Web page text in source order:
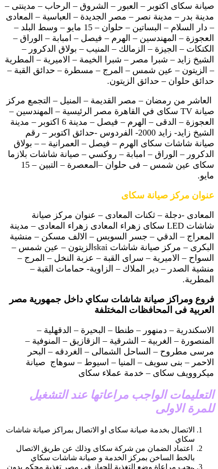
صيانة سكاى اكتوبر – العبور – الشروق – الرحاب – مدينتى –
مدينة بدر – مدينة نصر – مصر الجديدة – العباسية – المعادى
– دار السلام – البساتين – حلوان – 15 مايو – وسط البلد –
العجوزة – المهندسين – الهرم – فيصل – امبابة – الوراق –
الكتكات – الجيزة – الزمالك – المنيب – بولاق الدكرور –
الشيخ زايد – شبرا مصر – شبرا الخيمة – الاميرية – المطرية
– الزيتون – عين شمس – المرج – مسطرة – حدائق القبة –
حدائق حلوان – حدائق الزيتون.
العاشر من رمضان – مصر القديمة – المنيل – التجمع مركز
صيانة TV سكاى في القاهرة مصر الرئيسية – المهندسين –
العجوزة – الدقى – الهرم – فيصل – مدينة 6 اكتوبر – مدينة
الشيخ زايد- زايد 2000- الفردوس -حدائق اكتوبر – رقم
صيانة شاشات سكاى الهرم – فيصل – العمرانية – – بولاق
الدكرور – الوراق – امبابة – روكسي – صيانة شاشات بلازما
سكاى عين شمس – فى حلوان –المعصرة – التبين – 15
مايو.
عنوان مركز صيانة سكاى
المعادى -دجلة – ثكنات المعادى – عنوان مركز صيانة
شاشات LED سكاى زهراء المعادى زهراء المعادى – مدينة
المعراج – الدقي – جسر السويس – الالف مسكن – منشية
البكرى – مركز صيانة شاشات skaiالزيتون – عين شمس –
السواح – الاميرية – سراى القبة – عزبة النخل – المرج –
منشية الصدر – دير الملاك – الزاوية- حمامات القبة –
المطرية.
فروع ومراكز صيانة شاشات سكاي داخل جمهورية مصر
العربية فى المحافظات المختلفة
الاسكندرية – دمنهور – طنطا – البحيرة – الدقهلية –
المنصورة – الغربية – الشرقية – الزقازيق – المنوفية –
مرسى مطروح – الساحل الشمالى – الغردقه – البحر
الاحمر – بنى سويف – المنيا – اسيوط – سوهاج صيانة
ميكروويف سكاى – خدمة عملاء سكاى
التعليمات الواجب مراعاتها عند التشغيل
للمرة الاولى
الاتصال بخدمة صيانة سكاى او الاتصال بمراكز صيانة شاشات
سكاي
اعتماد الضمان من شركة سكاى وذلك عن طريق الاتصال
بالخط الساخن بمركز الخدمة و صيانة شاشات سكاي
.يجب مراعاة وضع التغذية للجهاز فى مصر تغذية محكم بدون